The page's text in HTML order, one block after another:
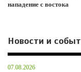
нападение с востока
Новости и
07.08.2026